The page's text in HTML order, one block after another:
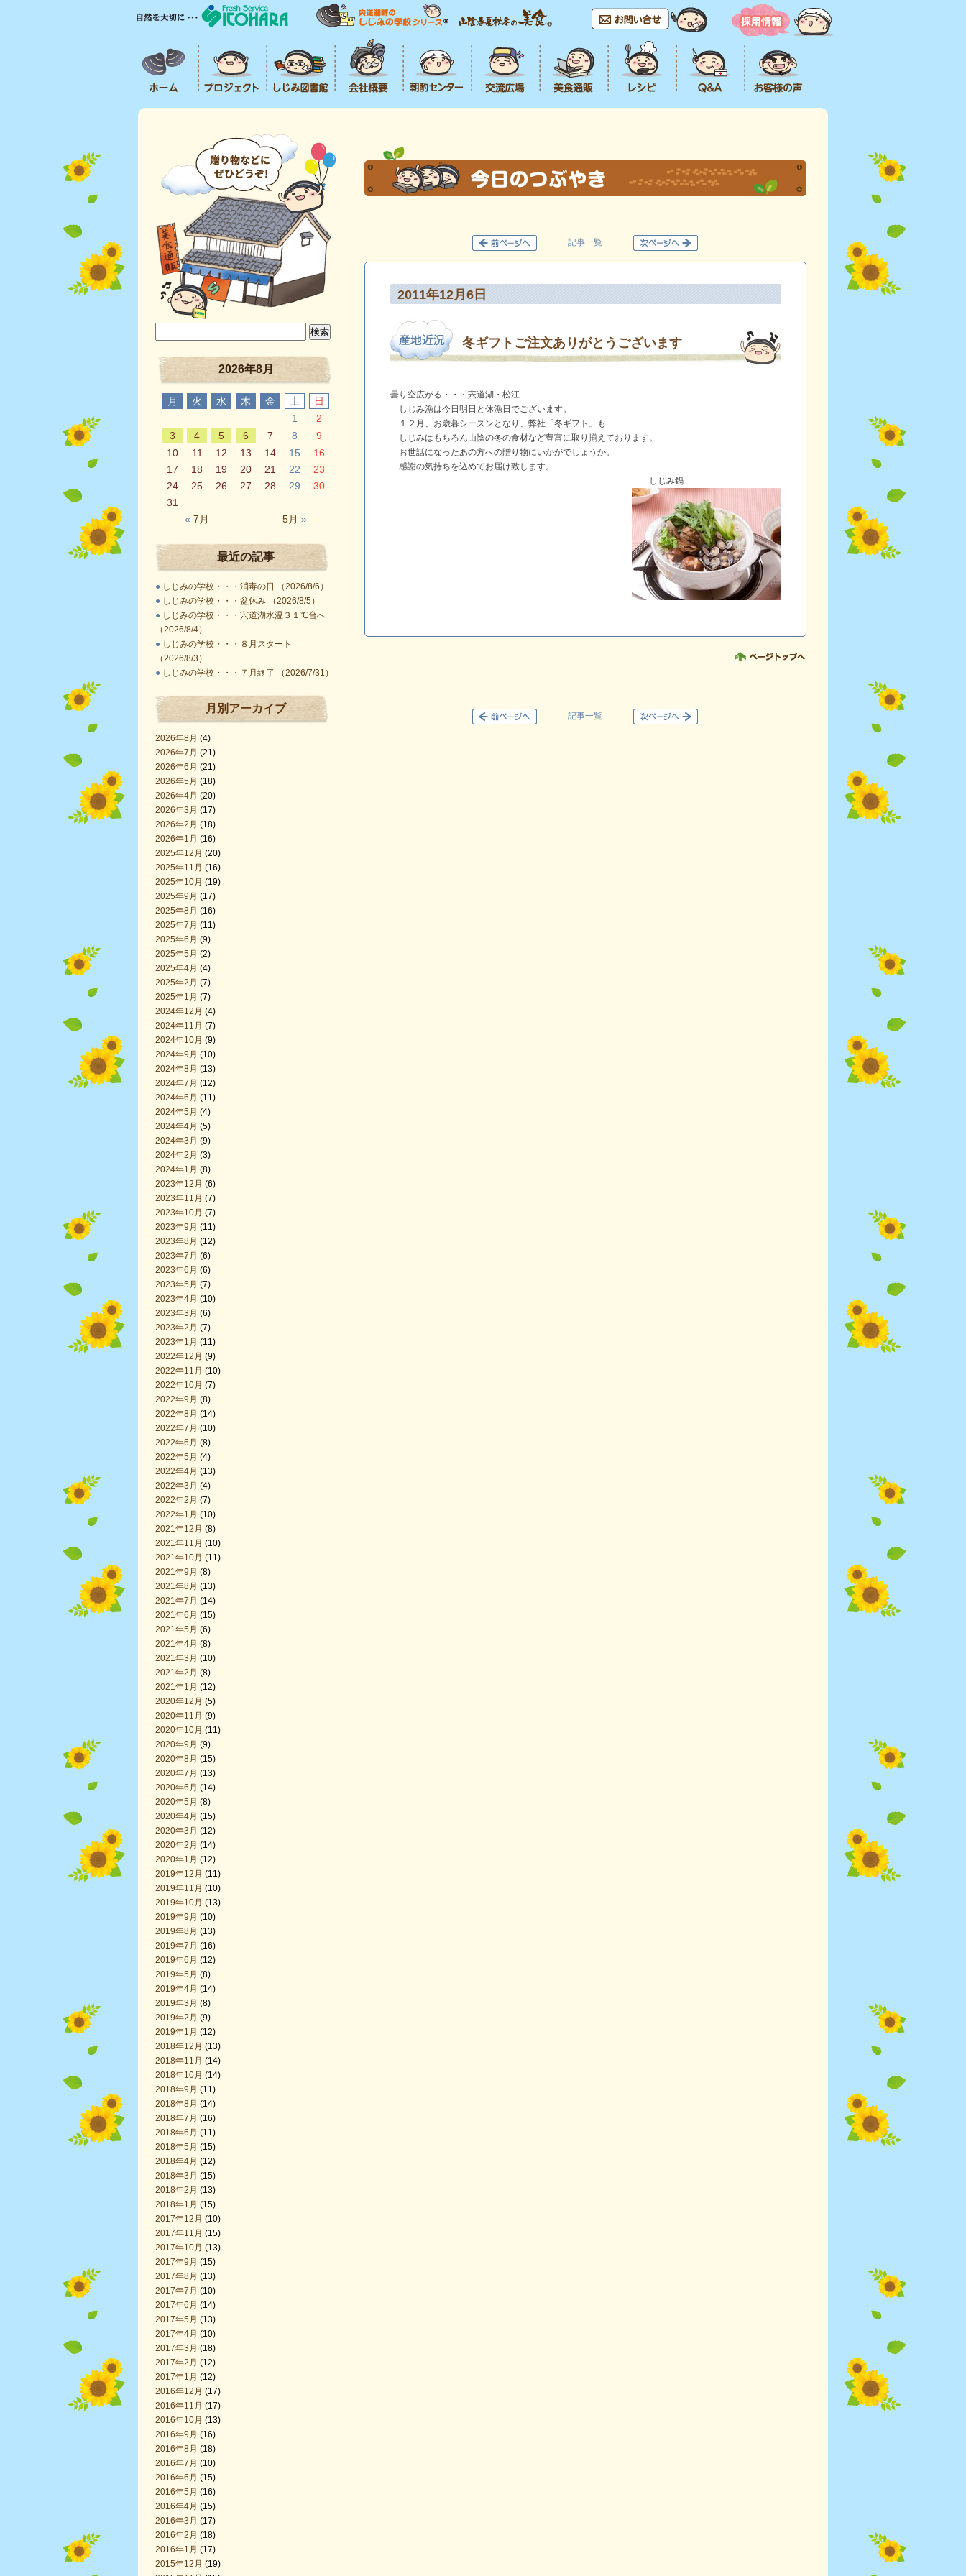
2026年8月
月 火 水 木 金 土 日
« 7月 5月 »
1
2
3
4 5 6 7 8
9
10
11 12 13 14 15
16
17
18 19 20 21 22
23
24
25 26 27 28 29
30
31
最近の記事
● しじみの学校・・・消毒の日 （2026/8/6）
● しじみの学校・・・盆休み （2026/8/5）
● しじみの学校・・・宍道湖水温３１℃台へ
（2026/8/4）
● しじみの学校・・・８月スタート
（2026/8/3）
● しじみの学校・・・７月終了 （2026/7/31）
月別アーカイブ
2026年8月 (4)
2026年7月 (21)
2026年6月 (21)
2026年5月 (18)
2026年4月 (20)
2026年3月 (17)
2026年2月 (18)
2026年1月 (16)
2025年12月 (20)
2025年11月 (16)
2025年10月 (19)
2025年9月 (17)
2025年8月 (16)
2025年7月 (11)
2025年6月 (9)
2025年5月 (2)
2025年4月 (4)
2025年2月 (7)
2025年1月 (7)
2024年12月 (4)
2024年11月 (7)
2024年10月 (9)
2024年9月 (10)
2024年8月 (13)
2024年7月 (12)
2024年6月 (11)
2024年5月 (4)
2024年4月 (5)
2024年3月 (9)
2024年2月 (3)
2024年1月 (8)
2023年12月 (6)
2023年11月 (7)
2023年10月 (7)
2023年9月 (11)
2023年8月 (12)
2023年7月 (6)
2023年6月 (6)
2023年5月 (7)
2023年4月 (10)
2023年3月 (6)
2023年2月 (7)
2023年1月 (11)
2022年12月 (9)
2022年11月 (10)
2022年10月 (7)
2022年9月 (8)
2022年8月 (14)
2022年7月 (10)
2022年6月 (8)
2022年5月 (4)
2022年4月 (13)
2022年3月 (4)
2022年2月 (7)
2022年1月 (10)
2021年12月 (8)
2021年11月 (10)
2021年10月 (11)
2021年9月 (8)
2021年8月 (13)
2021年7月 (14)
2021年6月 (15)
2021年5月 (6)
2021年4月 (8)
2021年3月 (10)
2021年2月 (8)
2021年1月 (12)
2020年12月 (5)
2020年11月 (9)
2020年10月 (11)
2020年9月 (9)
2020年8月 (15)
2020年7月 (13)
2020年6月 (14)
2020年5月 (8)
2020年4月 (15)
2020年3月 (12)
2020年2月 (14)
2020年1月 (12)
2019年12月 (11)
2019年11月 (10)
2019年10月 (13)
2019年9月 (10)
2019年8月 (13)
2019年7月 (16)
2019年6月 (12)
2019年5月 (8)
2019年4月 (14)
2019年3月 (8)
2019年2月 (9)
2019年1月 (12)
2018年12月 (13)
2018年11月 (14)
2018年10月 (14)
2018年9月 (11)
2018年8月 (14)
2018年7月 (16)
2018年6月 (11)
2018年5月 (15)
2018年4月 (12)
2018年3月 (15)
2018年2月 (13)
2018年1月 (15)
2017年12月 (10)
2017年11月 (15)
2017年10月 (13)
2017年9月 (15)
2017年8月 (13)
2017年7月 (10)
2017年6月 (14)
2017年5月 (13)
2017年4月 (10)
2017年3月 (18)
2017年2月 (12)
2017年1月 (12)
2016年12月 (17)
2016年11月 (17)
2016年10月 (13)
2016年9月 (16)
2016年8月 (18)
2016年7月 (10)
2016年6月 (15)
2016年5月 (16)
2016年4月 (15)
2016年3月 (17)
2016年2月 (18)
2016年1月 (17)
2015年12月 (19)
記事一覧
2011年12月6日
冬ギフトご注文ありがとうございます
曇り空広がる・・・宍道湖・松江
しじみ漁は今日明日と休漁日でございます。
１２月、お歳暮シーズンとなり、弊社「冬ギフト」も
しじみはもちろん山陰の冬の食材など豊富に取り揃えております。
お世話になったあの方への贈り物にいかがでしょうか。
感謝の気持ちを込めてお届け致します。
しじみ鍋
記事一覧